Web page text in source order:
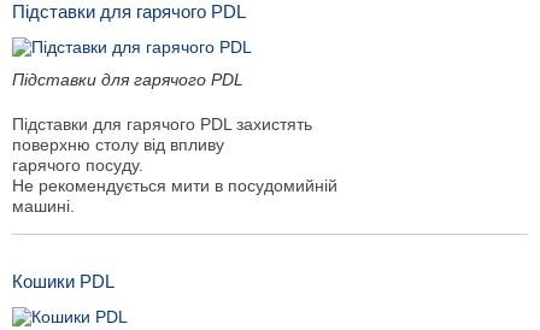
Підставки для гарячого PDL
Підставки для гарячого PDL
Підставки для гарячого PDL захистять
поверхню столу від впливу
гарячого посуду.
Не рекомендується мити в посудомийній
машині.
Кошики PDL